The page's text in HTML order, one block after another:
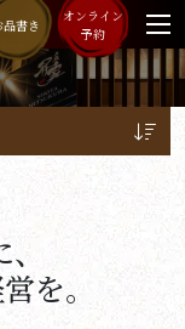
品書き
オンライン
予約
を。